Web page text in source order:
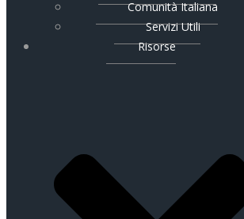
Comunità Italiana
Servizi Utili
Risorse